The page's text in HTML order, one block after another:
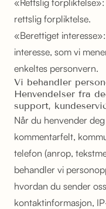
«Rettslig
rettslig forpliktelse.
«Berettiget
interesse, som vi
enkeltes personvern.
Vi behandler
Henvendelser fra
support,
Når du henvender
kommentarfelt,
telefon (anrop,
behandler vi
hvordan du sender
kontaktinformasjon,